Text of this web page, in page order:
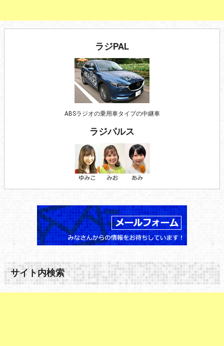
ラジPAL
ABSラジオの乗用車タイプの中継車
ラジパルス
サイト内検索